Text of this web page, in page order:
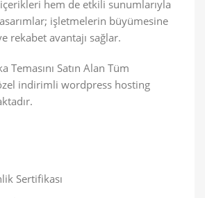
içerikleri hem de etkili sunumlarıyla
işletmelerin büyümesine
rekabet avantajı sağlar.
Temasını Satın Alan Tüm
indirimli wordpress hosting
Sertifikası